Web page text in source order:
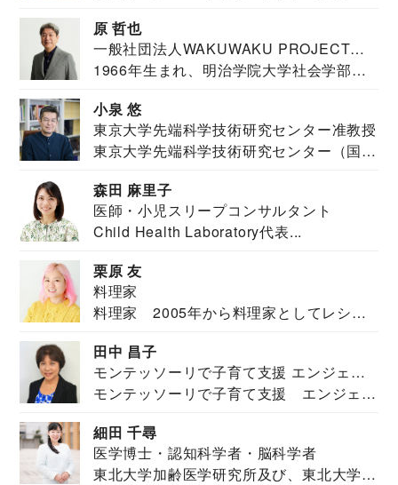
原 哲也
一般社団法人WAKUWAKU PROJECT
JAPAN代表・言語聴覚士・社会福祉士
1966年生まれ、明治学院大学社会学部福
小泉 悠
東京大学先端科学技術研究センター准教授
東京大学先端科学技術研究センター（国際
森田 麻里子
医師・小児スリープコンサルタント
Child Health Laboratory代表...
栗原 友
料理家
料理家 2005年から料理家としてレシピ
田中 昌子
モンテッソーリで子育て支援 エンジェル
ズハウス研究所所長
モンテッソーリで子育て支援 エンジェル
細田 千尋
医学博士・認知科学者・脳科学者
東北大学加齢医学研究所及び、東北大学大